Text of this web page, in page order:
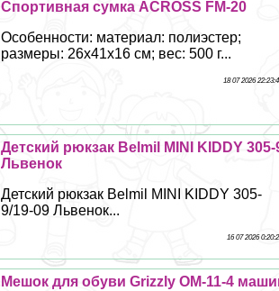
Спортивная сумка ACROSS FM-20
Особенности: материал: полиэстер;
размеры: 26х41х16 см; вес: 500 г...
18 07 2026
Детский рюкзак Belmil MINI KIDDY 305-
Львенок
Детский рюкзак Belmil MINI KIDDY 305-
9/19-09 Львенок...
16 07 2026
Мешок для обуви Grizzly OM-11-4